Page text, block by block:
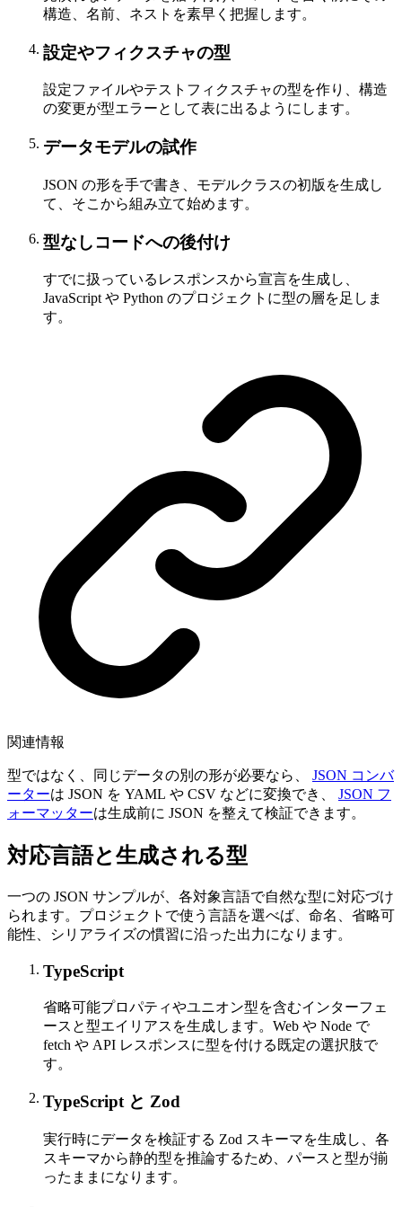
構造、名前、ネストを素早く把握します。
設定やフィクスチャの型
設定ファイルやテストフィクスチャの型を作り、構造
の変更が型エラーとして表に出るようにします。
データモデルの試作
JSON の形を手で書き、モデルクラスの初版を生成し
て、そこから組み立て始めます。
型なしコードへの後付け
すでに扱っているレスポンスから宣言を生成し、
JavaScript や Python のプロジェクトに型の層を足しま
す。
関連情報
型ではなく、同じデータの別の形が必要なら、 JSON コンバ
ーターは JSON を YAML や CSV などに変換でき、 JSON フ
ォーマッターは生成前に JSON を整えて検証できます。
対応言語と生成される型
一つの JSON サンプルが、各対象言語で自然な型に対応づけ
られます。プロジェクトで使う言語を選べば、命名、省略可
能性、シリアライズの慣習に沿った出力になります。
TypeScript
省略可能プロパティやユニオン型を含むインターフェ
ースと型エイリアスを生成します。Web や Node で
fetch や API レスポンスに型を付ける既定の選択肢で
す。
TypeScript と Zod
実行時にデータを検証する Zod スキーマを生成し、各
スキーマから静的型を推論するため、パースと型が揃
ったままになります。